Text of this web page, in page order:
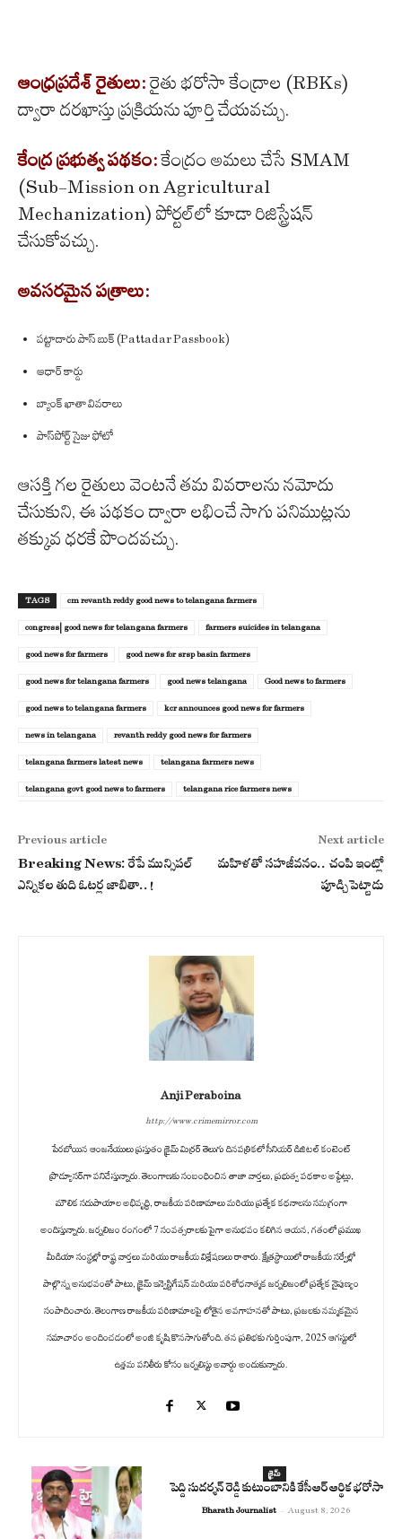
ఆంధ్రప్రదేశ్ రైతులు:రైతు భరోసా కేంద్రాల (RBKs)
ద్వారా దరఖాస్తు ప్రక్రియను పూర్తి చేయవచ్చు.
కేంద్ర ప్రభుత్వ పథకం:కేంద్రం అమలు చేసే SMAM
(Sub-Mission on Agricultural
Mechanization) పోర్టల్‌లో కూడా రిజిస్ట్రేషన్
చేసుకోవచ్చు.
అవసరమైన పత్రాలు:
పట్టాదారు పాస్ బుక్ (Pattadar Passbook)
ఆధార్ కార్డు
బ్యాంక్ ఖాతా వివరాలు
పాస్‌పోర్ట్ సైజు ఫోటో
ఆసక్తి గల రైతులు వెంటనే తమ వివరాలను నమోదు
చేసుకుని, ఈ పథకం ద్వారా లభించే సాగు పనిముట్లను
తక్కువ ధరకే పొందవచ్చు.
TAGS cm revanth reddy good news to telangana farmers
congress| good news for telangana farmers farmers suicides in telangana
good news for farmers good news for srsp basin farmers
good news for telangana farmers good news telangana Good news to farmers
good news to telangana farmers kcr announces good news for farmers
news in telangana revanth reddy good news for farmers
telangana farmers latest news telangana farmers news
telangana govt good news to farmers telangana rice farmers news
Previous article
Breaking News: రేపే మున్సిపల్
ఎన్నికల తుది ఓటర్ల జాబితా..!
Next article
మహిళతో సహజీవనం.. చంపి ఇంట్లో
పూడ్చిపెట్టాడు
Anji Peraboina
http://www.crimemirror.com
పేరబోయిన ఆంజనేయులు ప్రస్తుతం క్రైమ్ మిర్రర్ తెలుగు దినపత్రికలో సీనియర్ డిజిటల్ కంటెంట్
ప్రొడ్యూసర్‌గా పనిచేస్తున్నారు. తెలంగాణకు సంబంధించిన తాజా వార్తలు, ప్రభుత్వ పథకాల అప్డేట్లు,
మౌలిక సదుపాయాల అభివృద్ధి, రాజకీయ పరిణామాలు మరియు ప్రత్యేక కథనాలను సమగ్రంగా
అందిస్తున్నారు. జర్నలిజం రంగంలో 7 సంవత్సరాలకు పైగా అనుభవం కలిగిన ఆయన, గతంలో ప్రముఖ
మీడియా సంస్థల్లో రాష్ట్ర వార్తలు మరియు రాజకీయ విశ్లేషణలు రాశారు. క్షేత్రస్థాయిలో రాజకీయ సర్వేల్లో
పాల్గొన్న అనుభవంతో పాటు, క్రైమ్ ఇన్వెస్టిగేషన్ మరియు పరిశోధనాత్మక జర్నలిజంలో ప్రత్యేక నైపుణ్యం
సంపాదించారు. తెలంగాణ రాజకీయ పరిణామాలపై లోతైన అవగాహనతో పాటు, ప్రజలకు నమ్మకమైన
సమాచారం అందించడంలో అంజి కృషి కొనసాగుతోంది. తన ప్రతిభకు గుర్తింపుగా, 2025 ఆగస్టులో
ఉత్తమ పనితీరు కోసం జర్నలిస్టు అవార్డు అందుకున్నారు.
క్రైమ్
పెద్ది సుదర్శన్ రెడ్డి కుటుంబానికి కేసీఆర్ ఆర్థిక భరోసా
Bharath Journalist - August 8, 2026